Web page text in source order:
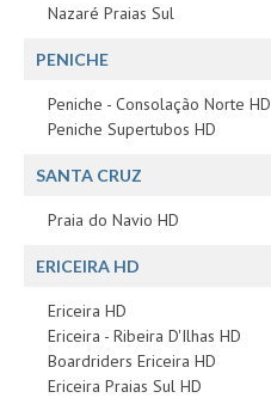
Nazaré Praias Sul
PENICHE
Peniche - Consolação Norte HD
Peniche Supertubos HD
SANTA CRUZ
Praia do Navio HD
ERICEIRA HD
Ericeira HD
Ericeira - Ribeira D'Ilhas HD
Boardriders Ericeira HD
Ericeira Praias Sul HD